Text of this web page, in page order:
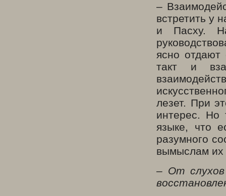
–
встретить у
и Пасху.
ясно отдают
такт и
лезет. При
интерес. Но
языке, что
разумного
вымыслам их
– От